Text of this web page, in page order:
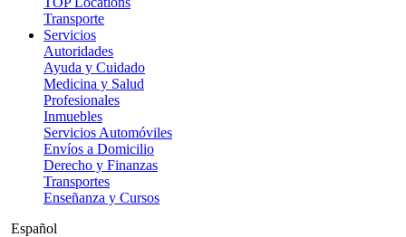
Transporte
Servicios
Autoridades
Ayuda y Cuidado
Medicina y Salud
Profesionales
Inmuebles
Servicios Automóviles
Envíos a Domicilio
Derecho y Finanzas
Transportes
Enseñanza y Cursos
Español